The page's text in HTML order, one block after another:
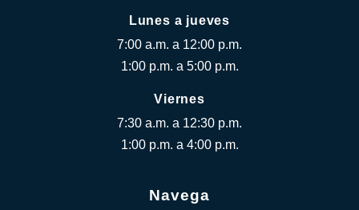
Lunes a jueves
7:00 a.m. a 12:00 p.m.
1:00 p.m. a 5:00 p.m.
Viernes
7:30 a.m. a 12:30 p.m.
1:00 p.m. a 4:00 p.m.
Navega